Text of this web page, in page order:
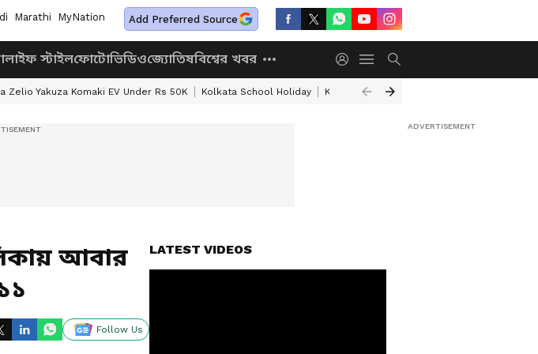
Marathi MyNation Add Preferred Source
লাইফ স্টাইলফোটোভিডিওজ্যোতিষবিশ্বের খবর
Zelio Yakuza Komaki EV Under Rs 50K Kolkata School Holiday Kolkata Weather Update
আবার
Follow Us
LATEST VIDEOS